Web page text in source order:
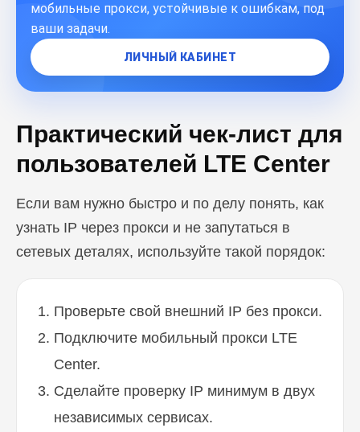
мобильные прокси, устойчивые к ошибкам, под
ваши задачи.
ЛИЧНЫЙ КАБИНЕТ
Практический чек-лист для
пользователей LTE Center
Если вам нужно быстро и по делу понять, как
узнать IP через прокси и не запутаться в
сетевых деталях, используйте такой порядок:
Проверьте свой внешний IP без прокси.
Подключите мобильный прокси LTE
Center.
Сделайте проверку IP минимум в двух
независимых сервисах.
Похожиестатьи
Блог